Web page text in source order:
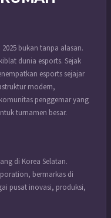
bukan tanpa alasan.
dunia esports. Sejak
esports sejajar
modern,
penggemar yang
turnamen besar.
di Korea Selatan.
bermarkas di
pusat inovasi, produksi,